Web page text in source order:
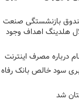
بازنشستگی صنعت
هلدینگ اهداف وجود
درباره مصرف اینترنت
از ۳۳ برابری سود خالص بانک رفاه
شد